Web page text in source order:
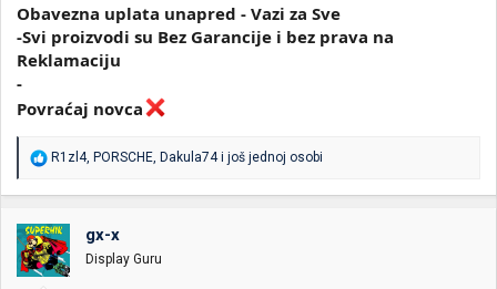
Obavezna uplata unapred - Vazi za Sve
-Svi proizvodi su Bez Garancije i bez prava na
Reklamaciju
-
Povraćaj novca
R
o
v
a
n
R1zl4, PORSCHE Dakula74i još jednoj osobi
gx-x
Display Guru